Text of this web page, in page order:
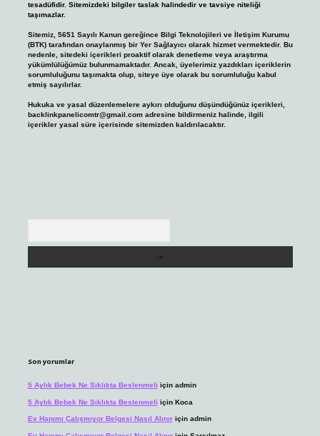
tesadüfidir. Sitemizdeki bilgiler taslak halindedir ve tavsiye niteliği
taşımazlar.
Sitemiz, 5651 Sayılı Kanun gereğince Bilgi Teknolojileri ve İletişim Kurumu
(BTK) tarafından onaylanmış bir Yer Sağlayıcı olarak hizmet vermektedir. Bu
nedenle, sitedeki içerikleri proaktif olarak denetleme veya araştırma
yükümlülüğümüz bulunmamaktadır. Ancak, üyelerimiz yazdıkları içeriklerin
sorumluluğunu taşımakta olup, siteye üye olarak bu sorumluluğu kabul
etmiş sayılırlar.
Hukuka ve yasal düzenlemelere aykırı olduğunu düşündüğünüz içerikleri,
backlinkpanelicomtr@gmail.comadresine bildirmeniz halinde, ilgili
içerikler yasal süre içerisinde sitemizden kaldırılacaktır.
Son yorumlar
5 Aylık Bebek Ne Sıklıkta Beslenmeli için admin
5 Aylık Bebek Ne Sıklıkta Beslenmeli için Koca
Ev Hanımı Çalışmıyor Belgesi Nasıl Alınıriçin admin